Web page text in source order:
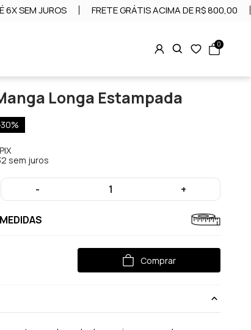
6X SEM JUROS FRETE GRÁTIS ACIMA DE R$ 800,00
0
Longa Estampada
30%
sem juros
- 1 +
Comprar